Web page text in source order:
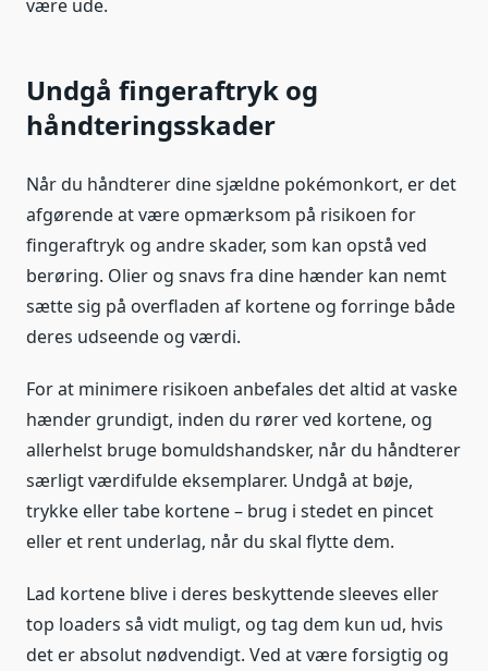
være ude.
Undgå fingeraftryk og
håndteringsskader
Når du håndterer dine sjældne pokémonkort, er det
afgørende at være opmærksom på risikoen for
fingeraftryk og andre skader, som kan opstå ved
berøring. Olier og snavs fra dine hænder kan nemt
sætte sig på overfladen af kortene og forringe både
deres udseende og værdi.
For at minimere risikoen anbefales det altid at vaske
hænder grundigt, inden du rører ved kortene, og
allerhelst bruge bomuldshandsker, når du håndterer
særligt værdifulde eksemplarer. Undgå at bøje,
trykke eller tabe kortene – brug i stedet en pincet
eller et rent underlag, når du skal flytte dem.
Lad kortene blive i deres beskyttende sleeves eller
top loaders så vidt muligt, og tag dem kun ud, hvis
det er absolut nødvendigt. Ved at være forsigtig og